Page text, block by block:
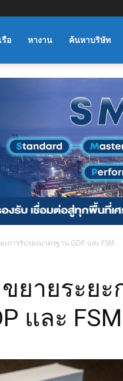
รือ หางาน ค้นหาบริษัท
ะการรับรองมาตรฐาน GDP และ FSM
ขยายระยะ
และ FSM